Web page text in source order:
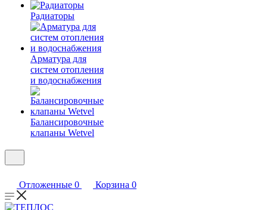
Радиаторы
Арматура для
систем отопления
и водоснабжения
Балансировочные
клапаны Wetvel
Отложенные 0 Корзина 0